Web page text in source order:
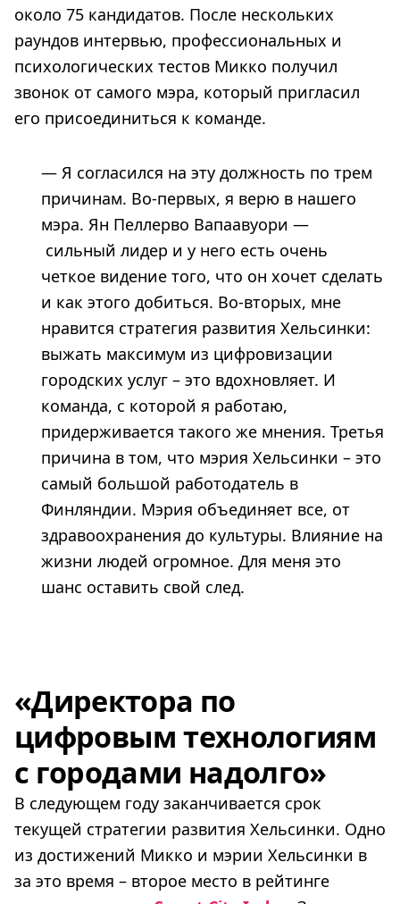
около 75 кандидатов. После нескольких
раундов интервью, профессиональных и
психологических тестов Микко получил
звонок от самого мэра, который пригласил
его присоединиться к команде.
— Я согласился на эту должность по трем
причинам. Во-первых, я верю в нашего
мэра. Ян Пеллерво Вапаавуори —
сильный лидер и у него есть очень
четкое видение того, что он хочет сделать
и как этого добиться. Во-вторых, мне
нравится стратегия развития Хельсинки:
выжать максимум из цифровизации
городских услуг – это вдохновляет. И
команда, с которой я работаю,
придерживается такого же мнения. Третья
причина в том, что мэрия Хельсинки – это
самый большой работодатель в
Финляндии. Мэрия объединяет все, от
здравоохранения до культуры. Влияние на
жизни людей огромное. Для меня это
шанс оставить свой след.
«Директора по
цифровым технологиям
с городами надолго»
В следующем году заканчивается срок
текущей стратегии развития Хельсинки. Одно
из достижений Микко и мэрии Хельсинки в
за это время – второе место в рейтинге